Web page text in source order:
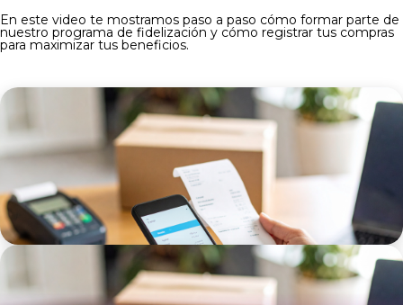
En este video te mostramos paso a paso cómo formar parte de
nuestro programa de fidelización y cómo registrar tus compras
para maximizar tus beneficios.